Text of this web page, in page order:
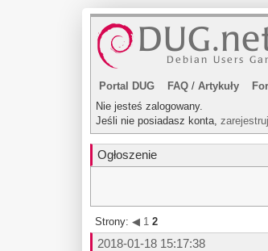
Portal DUG FAQ / Artykuły
Nie jesteś zalogowany.
Jeśli nie posiadasz konta,
Ogłoszenie
Strony: ◀ 1 2
2018-01-18 15:17:38